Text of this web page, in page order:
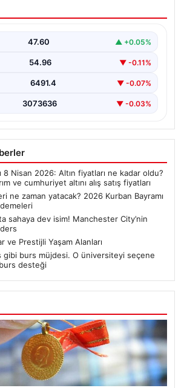
Bayramı emekli ikramiye
47.60 ▲ +0.05%
54.96 ▼ -0.11%
6491.4 ▼ -0.07%
3073636 ▼ -0.03%
8 Nisan 2026: Altın fiyatları ne kadar oldu?
ve cumhuriyet altını alış satış fiyatları
ne zaman yatacak? 2026 Kurban Bayramı
sahaya dev isim! Manchester City’nin
ve Prestijli Yaşam Alanları
gibi burs müjdesi. O üniversiteyi seçene
desteği